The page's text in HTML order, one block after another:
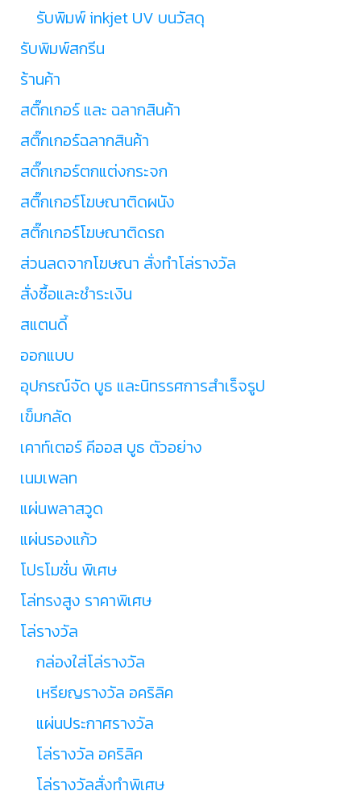
รับพิมพ์ inkjet UV บนวัสดุ
รับพิมพ์สกรีน
ร้านค้า
สติ๊กเกอร์ และ ฉลากสินค้า
สติ๊กเกอร์ฉลากสินค้า
สติ๊กเกอร์ตกแต่งกระจก
สติ๊กเกอร์โฆษณาติดผนัง
สติ๊กเกอร์โฆษณาติดรถ
ส่วนลดจากโฆษณา สั่งทำโล่รางวัล
สั่งซื้อและชำระเงิน
สแตนดี้
ออกแบบ
อุปกรณ์จัด บูธ และนิทรรศการสำเร็จรูป
เข็มกลัด
เคาท์เตอร์ คีออส บูธ ตัวอย่าง
เนมเพลท
แผ่นพลาสวูด
แผ่นรองแก้ว
โปรโมชั่น พิเศษ
โล่ทรงสูง ราคาพิเศษ
โล่รางวัล
กล่องใส่โล่รางวัล
เหรียญรางวัล อคริลิค
แผ่นประกาศรางวัล
โล่รางวัล อคริลิค
โล่รางวัลสั่งทำพิเศษ